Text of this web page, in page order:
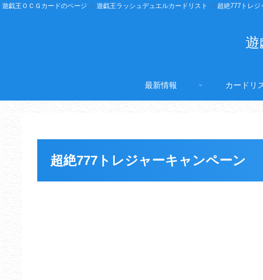
遊戯王ＯＣＧカードのページ 遊戯王ラッシュデュエルカードリスト 超絶777トレジ
遊
最新情報 カードリ
超絶777トレジャーキャンペーン